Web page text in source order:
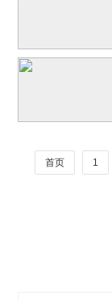
首页 1